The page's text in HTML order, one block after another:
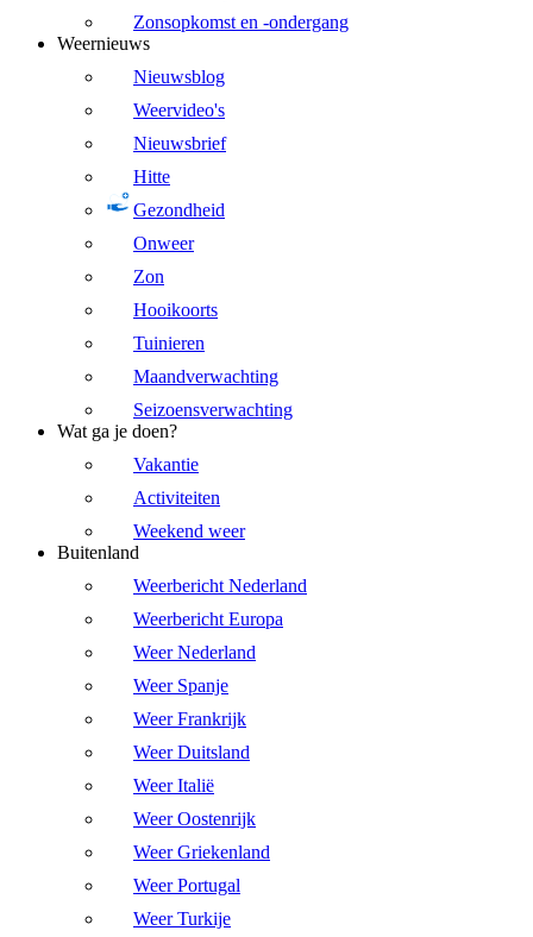
Zonsopkomst en -ondergang
Weernieuws
Nieuwsblog
Weervideo's
Nieuwsbrief
Hitte
Gezondheid
Onweer
Zon
Hooikoorts
Tuinieren
Maandverwachting
Seizoensverwachting
Wat ga je doen?
Vakantie
Activiteiten
Weekend weer
Buitenland
Weerbericht Nederland
Weerbericht Europa
Weer Nederland
Weer Spanje
Weer Frankrijk
Weer Duitsland
Weer Italië
Weer Oostenrijk
Weer Griekenland
Weer Portugal
Weer Turkije